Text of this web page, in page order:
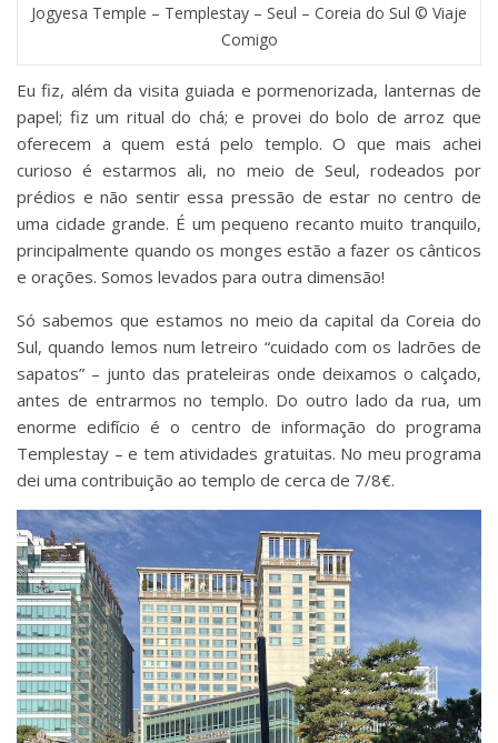
Jogyesa Temple – Templestay – Seul – Coreia do Sul © Viaje
Comigo
Eu fiz, além da visita guiada e pormenorizada, lanternas de
papel; fiz um ritual do chá; e provei do bolo de arroz que
oferecem a quem está pelo templo. O que mais achei
curioso é estarmos ali, no meio de Seul, rodeados por
prédios e não sentir essa pressão de estar no centro de
uma cidade grande. É um pequeno recanto muito tranquilo,
principalmente quando os monges estão a fazer os cânticos
e orações. Somos levados para outra dimensão!
Só sabemos que estamos no meio da capital da Coreia do
Sul, quando lemos num letreiro “cuidado com os ladrões de
sapatos” – junto das prateleiras onde deixamos o calçado,
antes de entrarmos no templo. Do outro lado da rua, um
enorme edifício é o centro de informação do programa
Templestay – e tem atividades gratuitas. No meu programa
dei uma contribuição ao templo de cerca de 7/8€.